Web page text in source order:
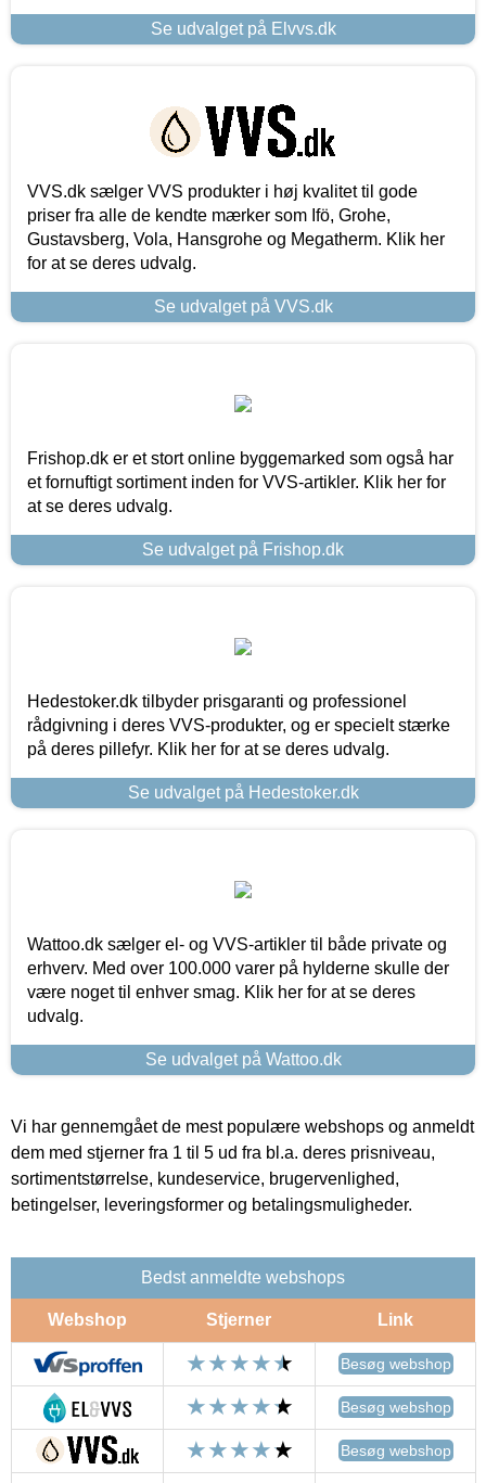
Se udvalget på Elvvs.dk
VVS.dk sælger VVS produkter i høj kvalitet til gode
priser fra alle de kendte mærker som Ifö, Grohe,
Gustavsberg, Vola, Hansgrohe og Megatherm. Klik her
for at se deres udvalg.
Se udvalget på VVS.dk
Frishop.dk er et stort online byggemarked som også har
et fornuftigt sortiment inden for VVS-artikler. Klik her for
at se deres udvalg.
Se udvalget på Frishop.dk
Hedestoker.dk tilbyder prisgaranti og professionel
rådgivning i deres VVS-produkter, og er specielt stærke
på deres pillefyr. Klik her for at se deres udvalg.
Se udvalget på Hedestoker.dk
Wattoo.dk sælger el- og VVS-artikler til både private og
erhverv. Med over 100.000 varer på hylderne skulle der
være noget til enhver smag. Klik her for at se deres
udvalg.
Se udvalget på Wattoo.dk
Vi har gennemgået de mest populære webshops og anmeldt
dem med stjerner fra 1 til 5 ud fra bl.a. deres prisniveau,
sortimentstørrelse, kundeservice, brugervenlighed,
betingelser, leveringsformer og betalingsmuligheder.
Bedst anmeldte webshops
Webshop Stjerner Link
Besøg webshop
Besøg webshop
Besøg webshop